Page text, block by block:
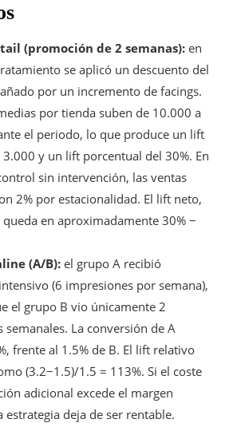
(promoción de 2 semanas): en
se aplicó un descuento del
por un incremento de facings.
por tienda suben de 10.000 a
el periodo, lo que produce un lift
y un lift porcentual del 30%. En
sin intervención, las ventas
2% por estacionalidad. El lift neto,
en aproximadamente 30% −
(A/B): el grupo A recibió
(6 impresiones por semana),
el grupo B vio únicamente 2
semanales. La conversión de A
frente al 1.5% de B. El lift relativo
(3.2−1.5)/1.5 = 113%. Si el coste
adicional excede el margen
estrategia deja de ser rentable.